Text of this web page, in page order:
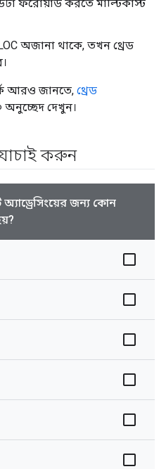
ফরোয়ার্ড করতে মাল্টিকাস্ট
অজানা থাকে, তখন থ্রেড
আরও জানতে, থ্রেড
অনুচ্ছেদ দেখুন।
করুন
অ্যাড্রেসিংয়ের জন্য কোন